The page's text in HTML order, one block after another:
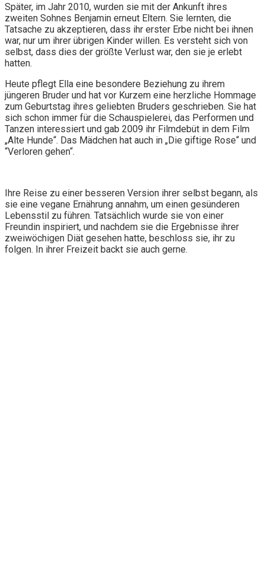
Später, im Jahr 2010, wurden sie mit der Ankunft ihres
zweiten Sohnes Benjamin erneut Eltern. Sie lernten, die
Tatsache zu akzeptieren, dass ihr erster Erbe nicht bei ihnen
war, nur um ihrer übrigen Kinder willen. Es versteht sich von
selbst, dass dies der größte Verlust war, den sie je erlebt
hatten.
Heute pflegt Ella eine besondere Beziehung zu ihrem
jüngeren Bruder und hat vor Kurzem eine herzliche Hommage
zum Geburtstag ihres geliebten Bruders geschrieben. Sie hat
sich schon immer für die Schauspielerei, das Performen und
Tanzen interessiert und gab 2009 ihr Filmdebüt in dem Film
„Alte Hunde“. Das Mädchen hat auch in „Die giftige Rose“ und
“Verloren gehen“.
Ihre Reise zu einer besseren Version ihrer selbst begann, als
sie eine vegane Ernährung annahm, um einen gesünderen
Lebensstil zu führen. Tatsächlich wurde sie von einer
Freundin inspiriert, und nachdem sie die Ergebnisse ihrer
zweiwöchigen Diät gesehen hatte, beschloss sie, ihr zu
folgen. In ihrer Freizeit backt sie auch gerne.